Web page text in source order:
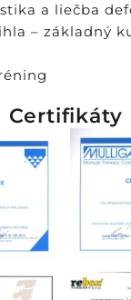
a liečba
– základný
Certifikáty